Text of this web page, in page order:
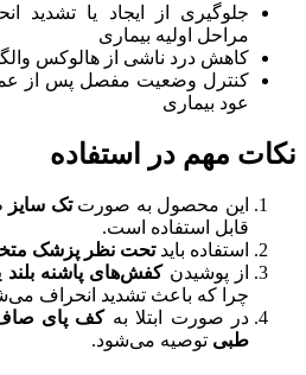
جلوگیری از ایجاد یا
مراحل اولیه بیماری
کاهش درد ناشی از هالوکس
کنترل وضعیت مفصل پس از
عود بیماری
نکات مهم در استفاده
این محصول به صورتتک سایز
قابل استفاده است.
استفاده بایدتحت نظر پزشک
از پوشیدنکفش‌های پاشنه بلند
چرا که باعث تشدید انحراف
در صورت ابتلا بهکف پای
طبی توصیه می‌شود.